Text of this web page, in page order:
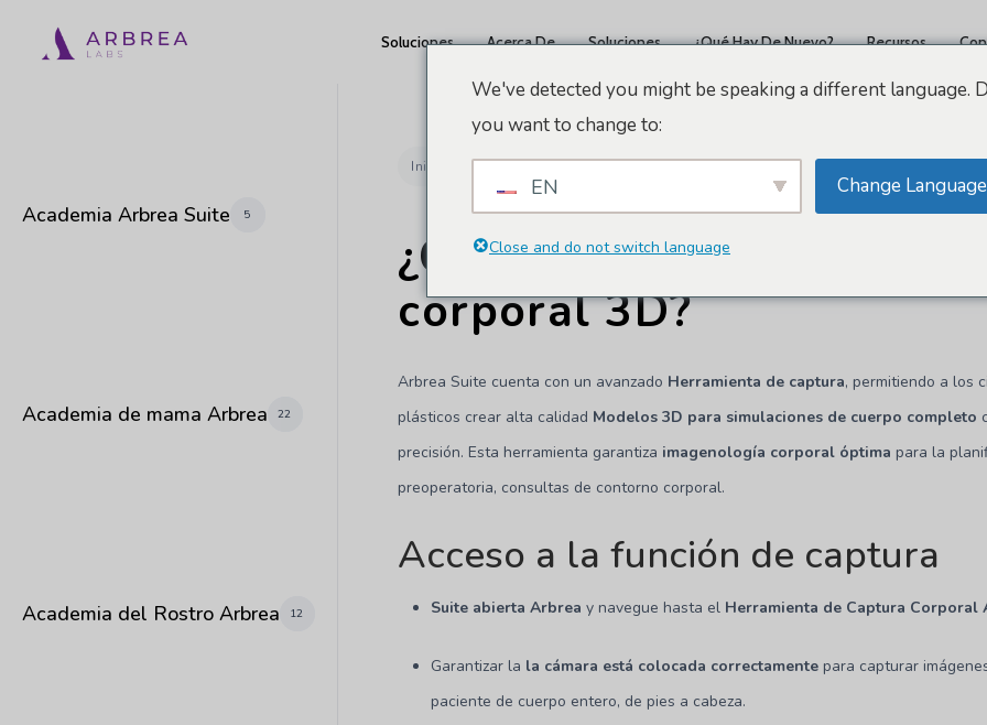
Soluciones Acerca De Soluciones ¿Qué Hay De Nuevo? Recursos
Academia Arbrea Suite 5
Academia de mama Arbrea 22
Academia del Rostro Arbrea 12
Inicio Docs Cuerpo Arbrea ¿Cómo creo un modelo corporal 3D?
¿Cómo creo un modelo
corporal 3D?
Arbrea Suite cuenta con un avanzado Herramienta de captura, permitiendo a los
plásticos crear alta calidad Modelos 3D para simulaciones de cuerpo completo
precisión. Esta herramienta garantiza imagenología corporal óptima para la
preoperatoria, consultas de contorno corporal.
Acceso a la función de captura
Suite abierta Arbrea y navegue hasta el Herramienta de Captura Corporal
Garantizar la la cámara está colocada correctamente para capturar
paciente de cuerpo entero, de pies a cabeza.
We've detected you might be speaking a different language.
you want to change to:
EN Change Language
Close and do not switch language